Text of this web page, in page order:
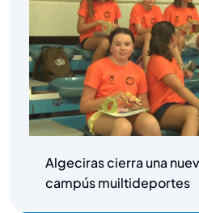
Algeciras cierra una
campús muiltideportes